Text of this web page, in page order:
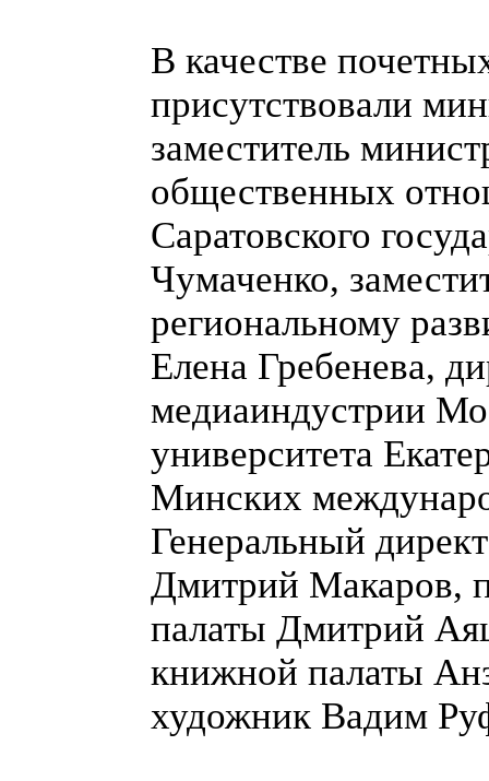
В качестве
присутствовали
заместитель
общественных
Саратовского
Чумаченко,
региональному
Елена Гребенева,
медиаиндустрии
университета
Минских
Генеральный
Дмитрий Макаров,
палаты Дмитрий
книжной палаты
художник Вадим